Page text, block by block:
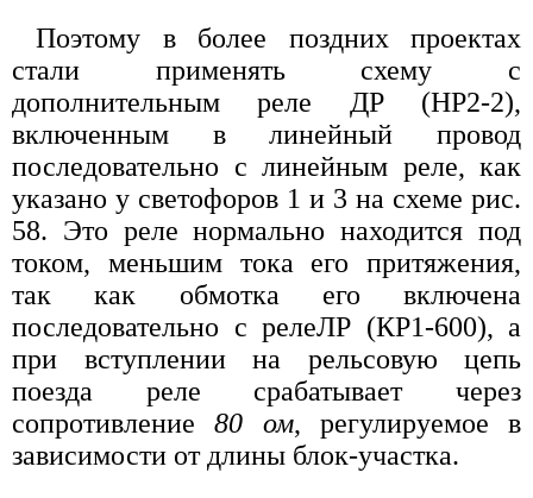
Поэтому в более поздних проектах
стали применять схему с
дополнительным реле ДР (НР2-2),
включенным в линейный провод
последовательно с линейным реле, как
указано у светофоров 1 и 3 на схеме рис.
58. Это реле нормально находится под
током, меньшим тока его притяжения,
так как обмотка его включена
последовательно с релеЛР (КР1-600), а
при вступлении на рельсовую цепь
поезда реле срабатывает через
сопротивление80 ом, регулируемое в
зависимости от длины блок-участка.